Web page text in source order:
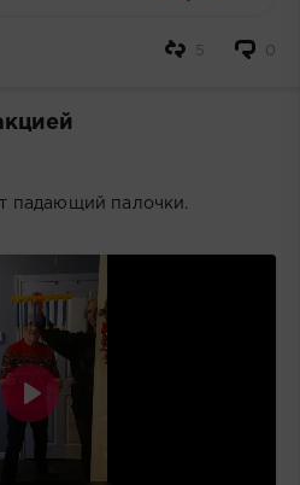
0
5
падающий палочки.
Воспроизвести